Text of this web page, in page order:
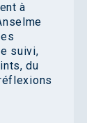
à
suivi,
du